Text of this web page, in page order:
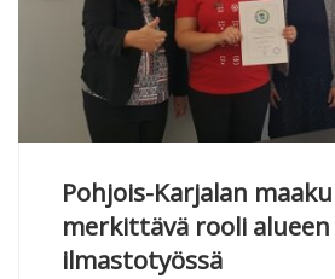
Pohjois-Karjalan
merkittävä rooli alueen
ilmastotyössä